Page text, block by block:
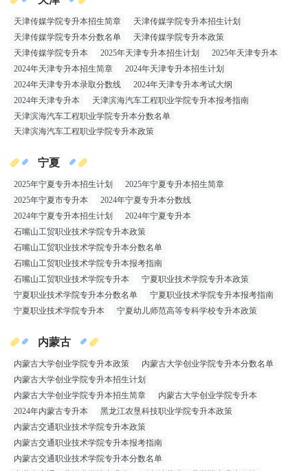
天津传媒学院专升本招生简章
天津传媒学院专升本招生计划
天津传媒学院专升本分数名单
天津传媒学院专升本政策
天津传媒学院专升本
2025年天津专升本招生计划
2025年天津专升本
2024年天津专升本招生简章
2024年天津专升本招生计划
2024年天津专升本录取分数线
2024年天津专升本考试大纲
2024年天津专升本
天津滨海汽车工程职业学院专升本报考指南
天津滨海汽车工程职业学院专升本分数名单
天津滨海汽车工程职业学院专升本政策
宁夏
2025年宁夏专升本招生计划
2025年宁夏专升本招生简章
​2025年宁夏市专升本
2024年宁夏专升本分数线
2024年宁夏专升本招生计划
2024年宁夏专升本
石嘴山工贸职业技术学院专升本政策
石嘴山工贸职业技术学院专升本分数名单
石嘴山工贸职业技术学院专升本报考指南
石嘴山工贸职业技术学院专升本
宁夏职业技术学院专升本政策
宁夏职业技术学院专升本分数名单
宁夏职业技术学院专升本报考指南
宁夏职业技术学院专升本
宁夏幼儿师范高等专科学校专升本政策
内蒙古
内蒙古大学创业学院专升本政策
内蒙古大学创业学院专升本分数名单
内蒙古大学创业学院专升本招生计划
内蒙古大学创业学院专升本招生简章
内蒙古大学创业学院专升本
2024年内蒙古专升本
黑龙江农垦科技职业学院专升本政策
内蒙古交通职业技术学院专升本政策
内蒙古交通职业技术学院专升本报考指南
内蒙古交通职业技术学院专升本分数名单